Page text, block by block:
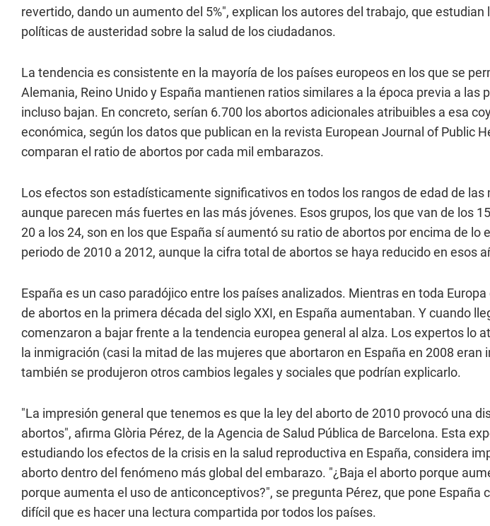
revertido, dando un aumento del 5%", explican los autores del trabajo, que estudian
políticas de austeridad sobre la salud de los ciudadanos.
La tendencia es consistente en la mayoría de los países europeos en los que se
Alemania, Reino Unido y España mantienen ratios similares a la época previa a las
incluso bajan. En concreto, serían 6.700 los abortos adicionales atribuibles a esa
económica, según los datos que publican en la revista European Journal of Public
comparan el ratio de abortos por cada mil embarazos.
Los efectos son estadísticamente significativos en todos los rangos de edad de las
aunque parecen más fuertes en las más jóvenes. Esos grupos, los que van de los
20 a los 24, son en los que España sí aumentó su ratio de abortos por encima de lo
periodo de 2010 a 2012, aunque la cifra total de abortos se haya reducido en esos
España es un caso paradójico entre los países analizados. Mientras en toda
de abortos en la primera década del siglo XXI, en España aumentaban. Y cuando
comenzaron a bajar frente a la tendencia europea general al alza. Los expertos lo
la inmigración (casi la mitad de las mujeres que abortaron en España en 2008 eran
también se produjeron otros cambios legales y sociales que podrían explicarlo.
"La impresión general que tenemos es que la ley del aborto de 2010 provocó una
abortos", afirma Glòria Pérez, de la Agencia de Salud Pública de Barcelona. Esta
estudiando los efectos de la crisis en la salud reproductiva en España, considera
aborto dentro del fenómeno más global del embarazo. "¿Baja el aborto porque
porque aumenta el uso de anticonceptivos?", se pregunta Pérez, que pone España
difícil que es hacer una lectura compartida por todos los países.